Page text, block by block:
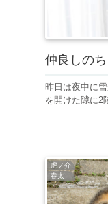
仲良しの
昨日は夜中に
を開けた隙に2
虎ノ介
春太